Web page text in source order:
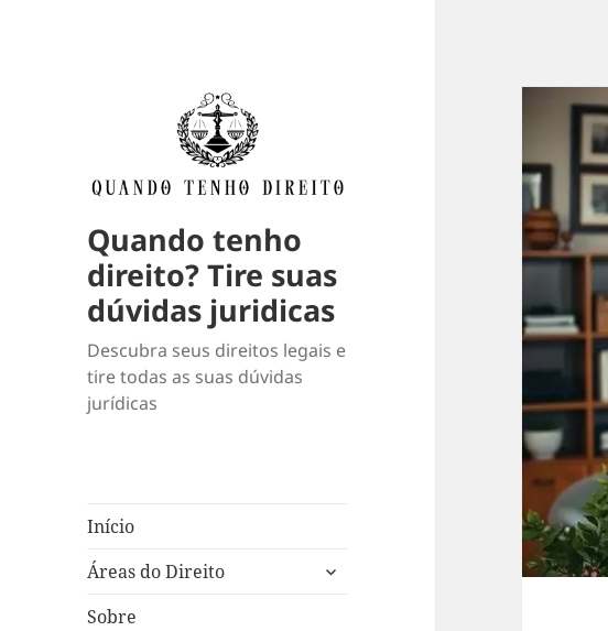
Quando tenho
direito? Tire suas
dúvidas juridicas
Descubra seus direitos legais e
tire todas as suas dúvidas
jurídicas
Início
Áreas do Direito
expandir
Sobre